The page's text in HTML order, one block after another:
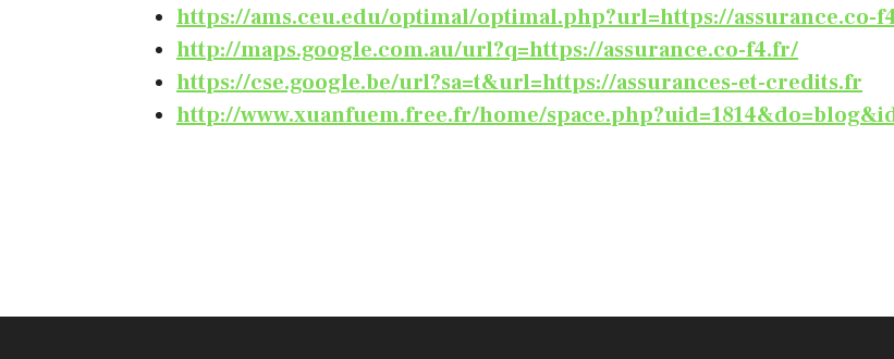
https://ams.ceu.edu/optimal/optimal.php?url=https://assurance.co-
http://maps.google.com.au/url?q=https://assurance.co-f4.fr/
https://cse.google.be/url?sa=t&url=https://assurances-et-credits.fr
http://www.xuanfuem.free.fr/home/